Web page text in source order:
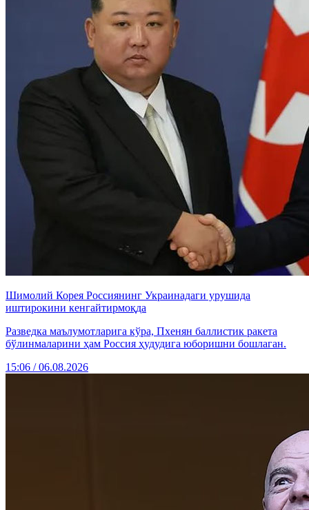
Шимолий Корея Россиянинг Украинадаги урушида
иштирокини кенгайтирмоқда
Разведка маълумотларига кўра, Пхенян баллистик ракета
бўлинмаларини ҳам Россия ҳудудига юборишни бошлаган.
15:06 / 06.08.2026